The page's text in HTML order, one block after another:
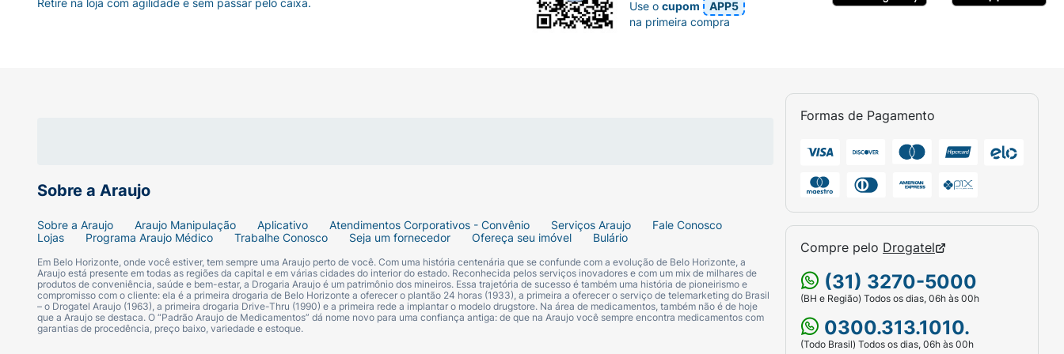
ela tome um novo comprimido assim que possível. É importante destacar que em situações de diarreia é essencial utilizar um método paralelo
Nactali pode causar alguns efeitos colaterais, embora algumas pacientes percebem mais reações ou com mais intensidade do que outras.
Os efeitos mais comuns incluem:
alterações no ciclo menstrual, como sangramentos irregulares ou ausência de menstruação;
dor de cabeça;
Sobre a Araujo
Sobre a Araujo Araujo Manipulação Aplicativo Atendimentos Corporativos - Convênio Serviços Araujo
Fale Conosco
Lojas
Programa Araujo Médico Trabalhe Conosco Seja um fornecedor Ofereça seu imóvel Bulário
Em Belo Horizonte, onde você estiver, tem sempre uma Araujo perto de você. Com uma história centenária que se confunde com a evolução de Belo Horizonte, a
Araujo está presente em todas as regiões da capital e em várias cidades do interior do estado. Reconhecida pelos serviços inovadores e com um mix de milhares de
produtos de conveniência, saúde e bem-estar, a Drogaria Araujo é um patrimônio dos mineiros. Essa trajetória de sucesso é também uma história de pioneirismo e
compromisso com o cliente: ela é a primeira drogaria de Belo Horizonte a oferecer o plantão 24 horas (1933), a primeira a oferecer o serviço de telemarketing do Brasil
– o Drogatel Araujo (1963), a primeira drogaria Drive-Thru (1990) e a primeira rede a implantar o modelo drugstore. Na área de medicamentos, também não é de hoje
que a Araujo se destaca. O “Padrão Araujo de Medicamentos” dá nome novo para uma confiança antiga: de que na Araujo você sempre encontra medicamentos com
garantias de procedência, preço baixo, variedade e estoque.
Formas de Pagamento
Compre pelo Drogatel
(31) 3270-5000
(BH e Região) Todos os dias, 06h às 00h
0300.313.1010.
(Todo Brasil) Todos os dias, 06h às 00h
Retire na loja com agilidade e sem passar pelo caixa. Use ocupom
APP5
na primeira compra